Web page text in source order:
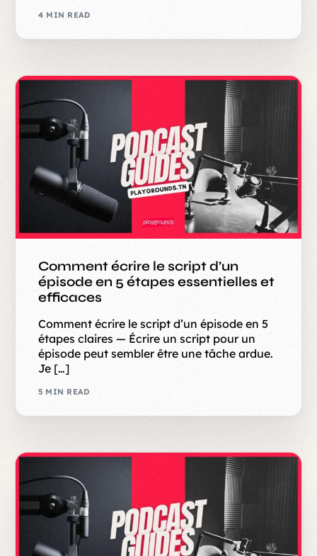
4 MIN READ
Comment écrire le script d’un
épisode en 5 étapes essentielles et
efficaces
Comment écrire le script d’un épisode en 5
étapes claires — Écrire un script pour un
épisode peut sembler être une tâche ardue.
Je […]
5 MIN READ